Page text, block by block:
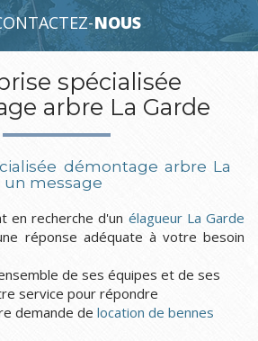
NOUS
spécialisée
arbre La Garde
démontage arbre La
un message
en recherche d'un élagueur La Garde
réponse adéquate à votre besoin
de ses équipes et de ses
service pour répondre
demande de location de bennes